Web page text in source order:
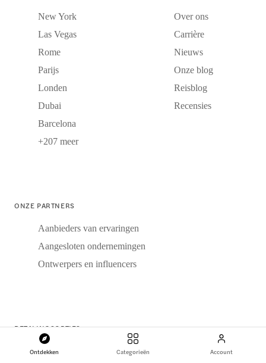
Ontdekken Categorieën Account
New York
Las Vegas
Rome
Parijs
Londen
Dubai
Barcelona
+207 meer
Over ons
Carrière
Nieuws
Onze blog
Reisblog
Recensies
ONZE PARTNERS
Aanbieders van ervaringen
Aangesloten ondernemingen
Ontwerpers en influencers
BETALINGSOPTIES